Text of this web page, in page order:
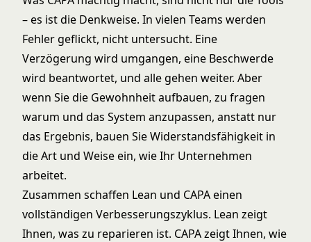
– es ist die Denkweise. In vielen Teams werden
Fehler geflickt, nicht untersucht. Eine
Verzögerung wird umgangen, eine Beschwerde
wird beantwortet, und alle gehen weiter. Aber
wenn Sie die Gewohnheit aufbauen, zu fragen
warum und das System anzupassen, anstatt nur
das Ergebnis, bauen Sie Widerstandsfähigkeit in
die Art und Weise ein, wie Ihr Unternehmen
arbeitet.
Zusammen schaffen Lean und CAPA einen
vollständigen Verbesserungszyklus. Lean zeigt
Ihnen, was zu reparieren ist. CAPA zeigt Ihnen, wie